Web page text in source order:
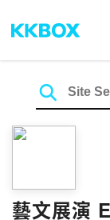
藝文展演